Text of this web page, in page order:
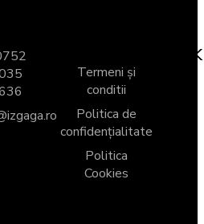
HIVATKOZÁSOK
Termeni și
conditii
Politica de
confidențialitate
Politica
Cookies